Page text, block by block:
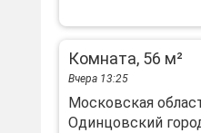
Комната, 56 м²
Вчера 13:25
Московская
Одинцовский